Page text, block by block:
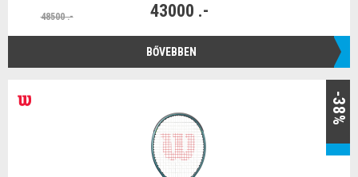
48500 .- 43000 .-
BŐVEBBEN
-38%